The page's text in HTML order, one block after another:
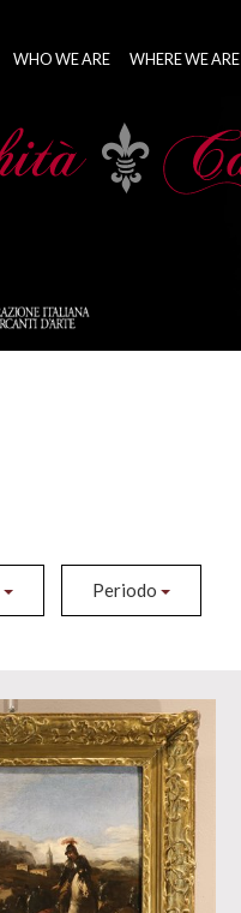
WHO WE ARE WHERE WE ARE
Periodo